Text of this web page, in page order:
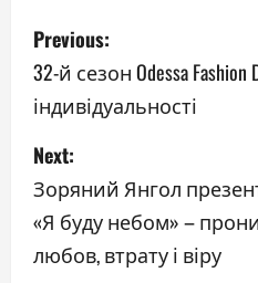
P
o
s
t
n
a
Previous:
32-й сезон Odessa
індивідуальності
Next:
Зоряний Янгол
«Я буду небом» –
любов, втрату і віру